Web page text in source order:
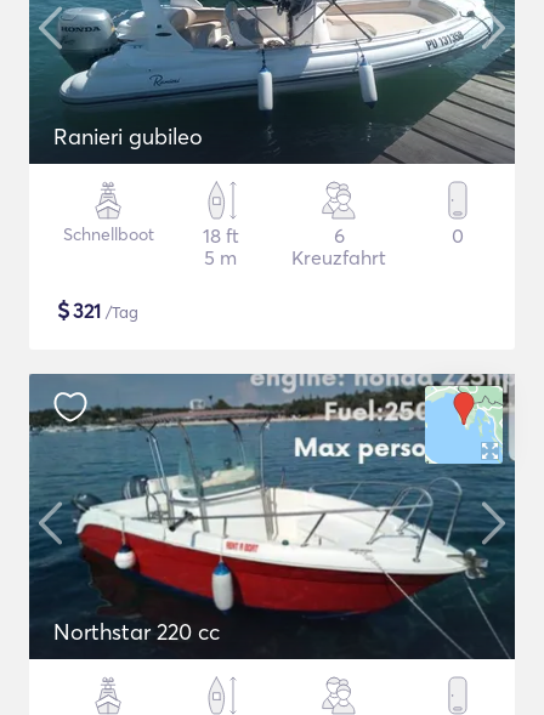
Ranieri gubileo
Schnellboot
18 ft
5 m
6
Kreuzfahrt
0
$321 /Tag
Northstar 220 cc